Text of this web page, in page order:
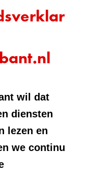
wil dat
diensten
lezen en
we continu